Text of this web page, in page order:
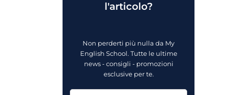
l'articolo?
Non perderti più nulla da My
English School. Tutte le ultime
news - consigli - promozioni
esclusive per te.